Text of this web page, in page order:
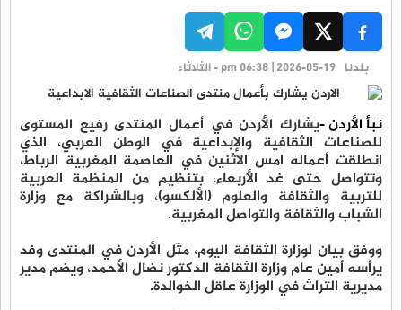
بلدنا pm 06:38 | 2026-05-19 - الثلاثاء
نبأ الأردن -يشارك الأردن في أعمال المنتدى رفيع المستوى
للصناعات الثقافية والإبداعية في الوطن العربي، الذي
انطلقت أعماله امس الاثنين في العاصمة المغربية الرباط،
وتتواصل حتى غد الأربعاء، بتنظيم من المنظمة العربية
للتربية والثقافة والعلوم (الألكسو)، وبالشراكة مع وزارة
الشباب والثقافة والتواصل المغربية.
ووفق بيان لوزارة الثقافة اليوم، مثّل الأردن في المنتدى وفد
يرأسه أمين عام وزارة الثقافة الدكتور نضال الأحمد، ويضم مدير
مديرية التراث في الوزارة عاقل الخوالدة.